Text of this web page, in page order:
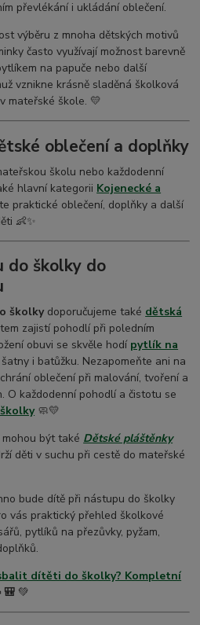
převlékání i ukládání oblečení.
výběru z mnoha dětských motivů
často využívají možnost barevně
na papuče nebo další
vznikne krásně sladěná školková
mateřské škole. 💛
oblečení a doplňky
školu nebo každodenní
hlavní kategorii Kojenecké a
praktické oblečení, doplňky a další
👶✨
do školky do
školkydoporučujeme také dětská
zajistí pohodlí při poledním
obuvi se skvěle hodí pytlík na
i batůžku. Nezapomeňte ani na
oblečení při malování, tvoření a
O každodenní pohodlí a čistotu se
🧼💛
být také Dětské pláštěnky
děti v suchu při cestě do mateřské
bude dítě při nástupu do školky
vás praktický přehled školkové
pytlíků na přezůvky, pyžam,
dítěti do školky? Kompletní
💚